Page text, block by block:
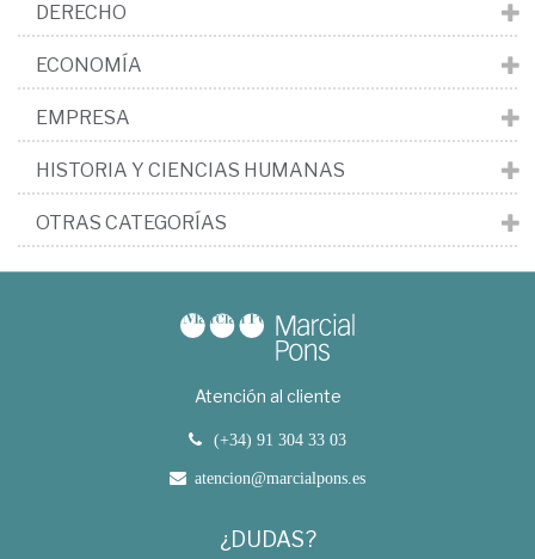
DERECHO
ECONOMÍA
EMPRESA
HISTORIA Y CIENCIAS HUMANAS
OTRAS CATEGORÍAS
Atención al cliente
(+34) 91 304 33 03
atencion@marcialpons.es
¿DUDAS?